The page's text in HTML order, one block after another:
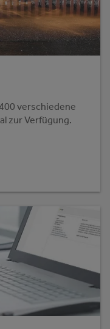
verschiedene
zur Verfügung.